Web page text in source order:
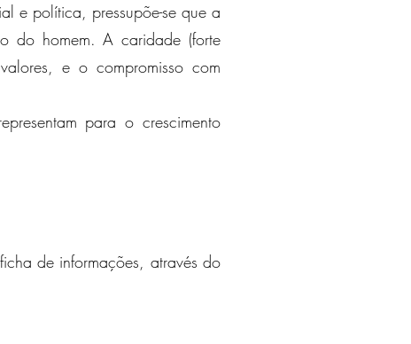
e política, pressupõe-se que a
do homem. A caridade (forte
e o compromisso com
para o crescimento
de informações, através do